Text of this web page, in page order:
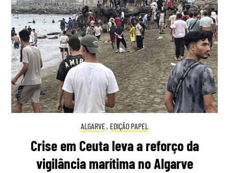
ALGARVE, EDIÇÃO PAPEL
Crise em Ceuta leva a reforço da
vigilância marítima no Algarve